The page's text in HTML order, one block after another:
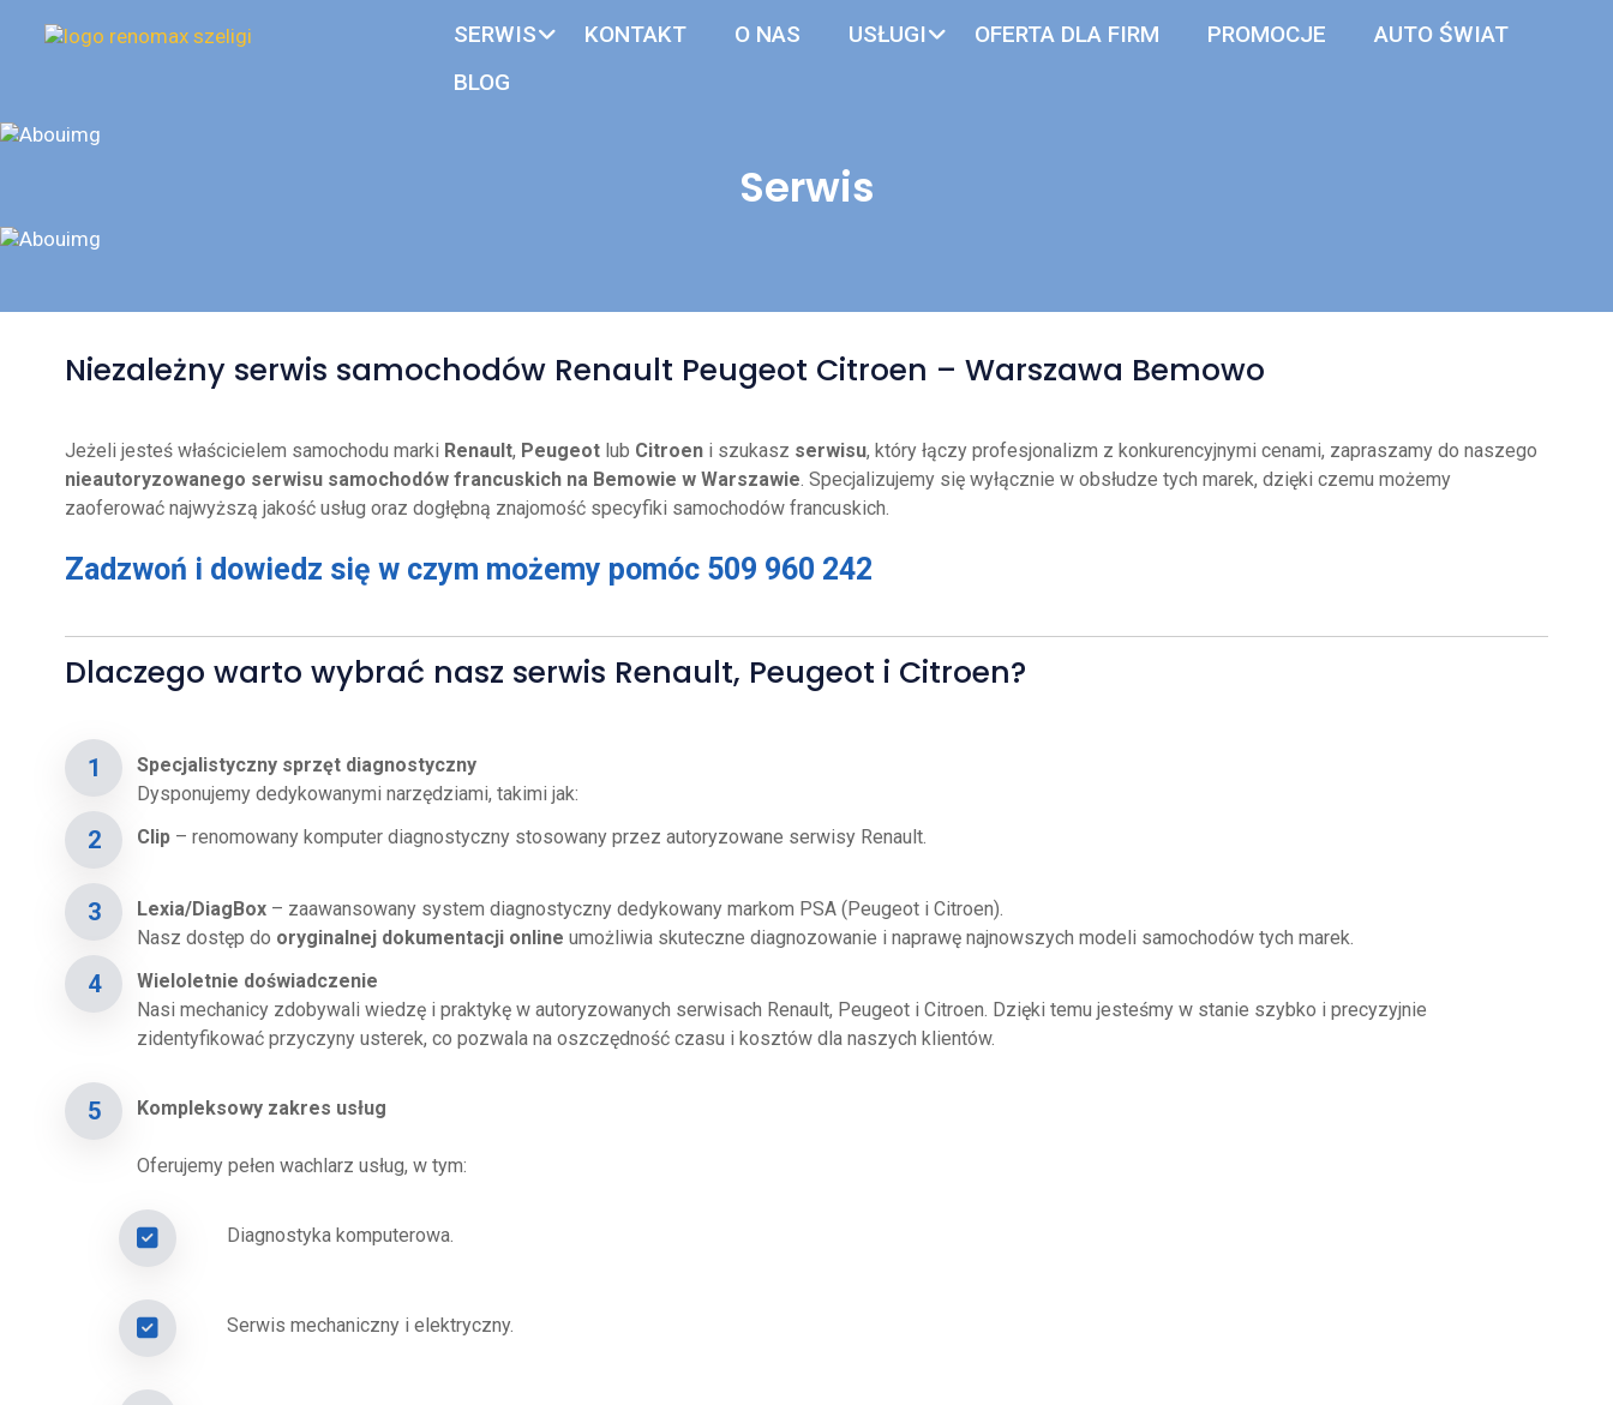
SERWIS KONTAKT O NAS USŁUGI OFERTA DLA FIRM PROMOCJE
AUTO ŚWIAT
BLOG
Serwis
Niezależny serwis samochodów Renault Peugeot Citroen – Warszawa Bemowo
Jeżeli jesteś właścicielem samochodu marki Renault, Peugeot lub Citroen i szukasz serwisu, który łączy profesjonalizm z konkurencyjnymi cenami, zapraszamy do naszego
nieautoryzowanego serwisu samochodów francuskich na Bemowie w Warszawie. Specjalizujemy się wyłącznie w obsłudze tych marek, dzięki czemu możemy
zaoferować najwyższą jakość usług oraz dogłębną znajomość specyfiki samochodów francuskich.
Zadzwoń i dowiedz się w czym możemy pomóc 509 960 242
Dlaczego warto wybrać nasz serwis Renault, Peugeot i Citroen?
Specjalistyczny sprzęt diagnostyczny
Dysponujemy dedykowanymi narzędziami, takimi jak:
Clip – renomowany komputer diagnostyczny stosowany przez autoryzowane serwisy Renault.
Lexia/DiagBox – zaawansowany system diagnostyczny dedykowany markom PSA (Peugeot i Citroen).
Nasz dostęp do oryginalnej dokumentacji online umożliwia skuteczne diagnozowanie i naprawę najnowszych modeli samochodów tych marek.
Wieloletnie doświadczenie
Nasi mechanicy zdobywali wiedzę i praktykę w autoryzowanych serwisach Renault, Peugeot i Citroen. Dzięki temu jesteśmy w stanie szybko i precyzyjnie
zidentyfikować przyczyny usterek, co pozwala na oszczędność czasu i kosztów dla naszych klientów.
Kompleksowy zakres usług
Oferujemy pełen wachlarz usług, w tym:
Diagnostyka komputerowa.
Serwis mechaniczny i elektryczny.